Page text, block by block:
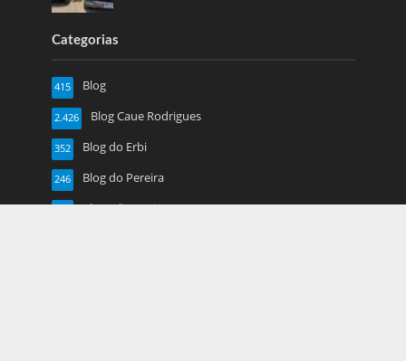
Categorias
Blog
415
Blog Caue Rodrigues
2.426
Blog do Erbi
352
Blog do Pereira
246
Blog Juliana Lima